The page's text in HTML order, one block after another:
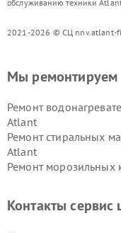
обслуживанию техники
2021-2026 © СЦ nnv.atlant-
Мы ремонтируем
Ремонт
Atlant
Ремонт стиральных
Atlant
Ремонт морозильных
Контакты сервис